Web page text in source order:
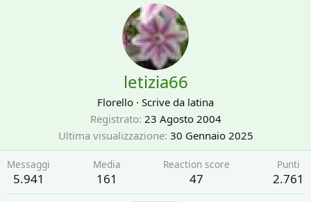
letizia66
Florello · Scrive da latina
Registrato 23 Agosto 2004
Ultima visualizzazione 30 Gennaio 2025
Messaggi
5.941
Media
161
Reaction score
47
Punti
2.761